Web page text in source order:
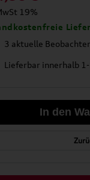
19%
3 aktuelle Beobachter
Lieferbar innerhalb